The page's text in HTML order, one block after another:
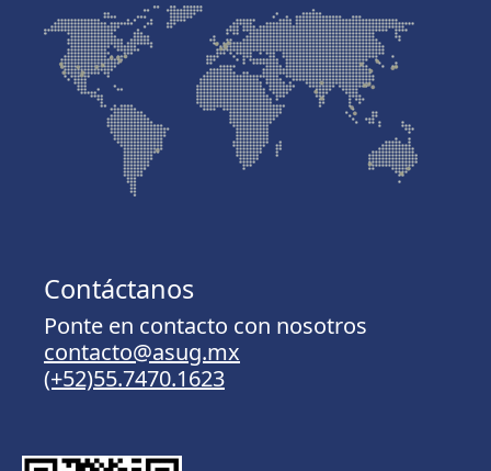
Contáctanos
Ponte en contacto con nosotros
contacto@asug.mx
(+52)55.7470.1623